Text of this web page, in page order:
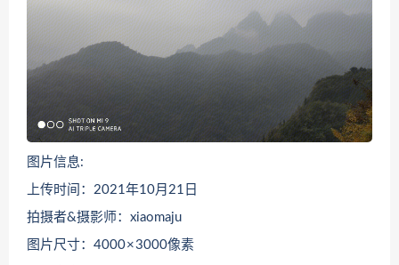
图片信息:
上传时间：2021年10月21日
拍摄者&摄影师：xiaomaju
图片尺寸：4000 × 3000像素